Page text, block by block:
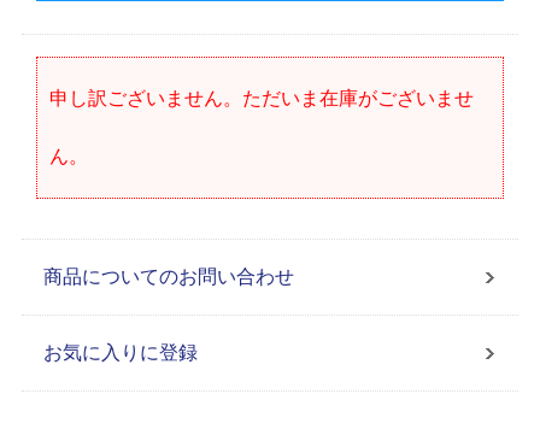
申し訳ございません。ただいま在庫がございませ
ん。
商品についてのお問い合わせ
お気に入りに登録